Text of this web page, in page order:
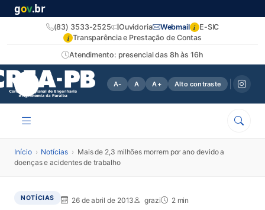
gov.br
Atendimento: presencial das 8h às 16h
(83) 3533-2525 Ouvidoria Webmail i E-SIC
i Transparência e Prestação de Contas
A- A A+ Alto contraste
Início › Notícias › Mais de 2,3 milhões morrem por ano devido a
doenças e acidentes de trabalho
NOTÍCIAS 26 de abril de 2013 grazi 2 min